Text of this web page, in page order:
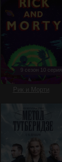
9 сезон 10 серия
Рик и Морти